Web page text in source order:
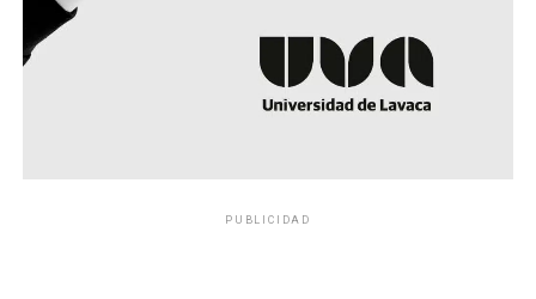
PUBLICIDAD